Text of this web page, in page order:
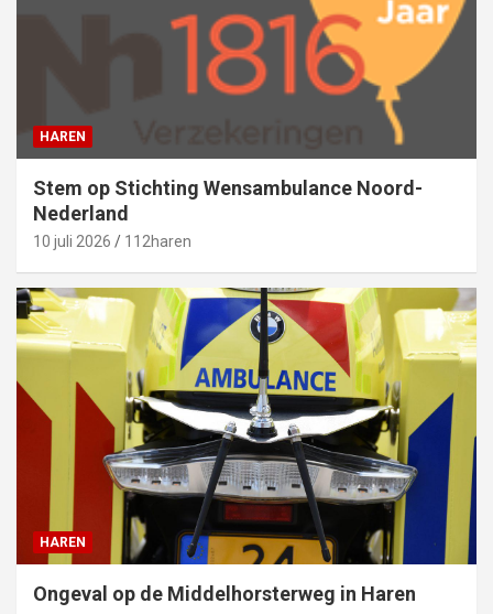
HAREN
Stem op Stichting Wensambulance Noord-
Nederland
10 juli 2026 112haren
HAREN
Ongeval op de Middelhorsterweg in Haren